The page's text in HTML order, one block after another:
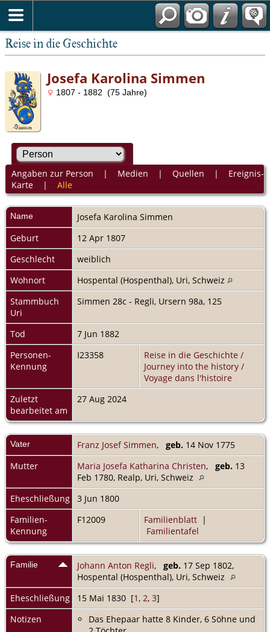
Reise in die Geschichte
Josefa Karolina Simmen
1807 - 1882 (75 Jahre)
Angaben zur Person | Medien | Quellen | Ereignis-
Karte| Alle
Name Josefa Karolina Simmen
Geburt
12 Apr 1807
Geschlecht
weiblich
Wohnort
Hospental (Hospenthal), Uri, Schweiz
Stammbuch
Uri
Simmen 28c - Regli, Ursern 98a, 125
Tod
7 Jun 1882
Personen-
Kennung
I23358
Reise in die Geschichte /
Journey into the history /
Voyage dans l'histoire
Zuletzt
bearbeitet am
27 Aug 2024
Vater Franz Josef Simmen, geb. 14 Nov 1775
Mutter
Maria Josefa Katharina Christen, geb. 13
Feb 1780, Realp, Uri, Schweiz
Eheschließung
3 Jun 1800
Familien-
Kennung
F12009 Familienblatt |
Familientafel
Familie Johann Anton Regli, geb. 17 Sep 1802,
Hospental (Hospenthal), Uri, Schweiz
Eheschließung
15 Mai 1830 [1, 2, 3]
Notizen
Das Ehepaar hatte 8 Kinder, 6 Söhne und